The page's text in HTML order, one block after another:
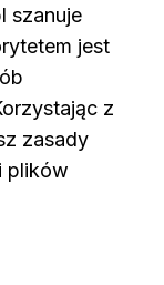
szanuje
jest
z
zasady
plików